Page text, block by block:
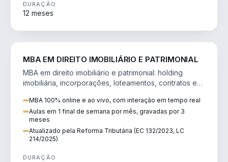
DURAÇÃO
12 meses
MBA EM DIREITO IMOBILIÁRIO E PATRIMONIAL
MBA em direito imobiliário e patrimonial: holding
imobiliária, incorporações, loteamentos, contratos e
MBA 100% online e ao vivo, com interação em tempo real
Aulas em 1 final de semana por mês, gravadas por 3
meses
Atualizado pela Reforma Tributária (EC 132/2023, LC
214/2025)
DURAÇÃO